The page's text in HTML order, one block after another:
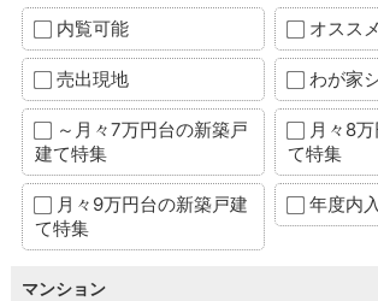
内覧可能 オスス
売出現地 わが家
～月々7万円台の新築戸
建て特集
月々8
て特集
月々9万円台の新築戸建
て特集
年度内
マンション